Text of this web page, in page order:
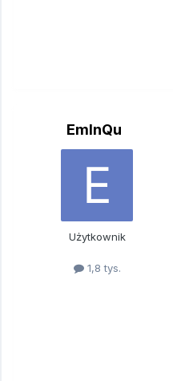
EmInQu
Użytkownik
1,8 tys.